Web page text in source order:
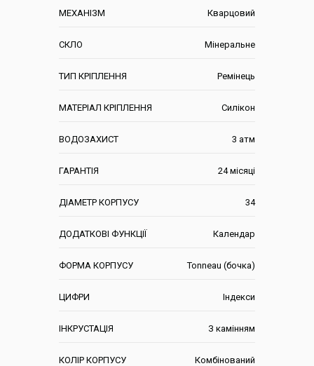
МЕХАНІЗМ Кварцовий
СКЛО Мінеральне
ТИП КРІПЛЕННЯ Ремінець
МАТЕРІАЛ КРІПЛЕННЯ Силікон
ВОДОЗАХИСТ 3 атм
ГАРАНТІЯ 24 місяці
ДІАМЕТР КОРПУСУ 34
ДОДАТКОВІ ФУНКЦІЇ Календар
ФОРМА КОРПУСУ Tonneau (бочка)
ЦИФРИ Індекси
ІНКРУСТАЦІЯ З камінням
КОЛІР КОРПУСУ Комбінований